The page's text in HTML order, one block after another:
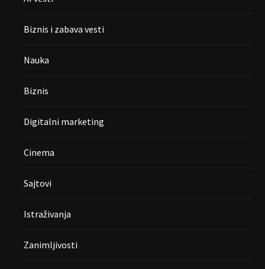
Biznis i zabava vesti
Nauka
Biznis
Digitalni marketing
Cinema
Sajtovi
Istraživanja
Zanimljivosti